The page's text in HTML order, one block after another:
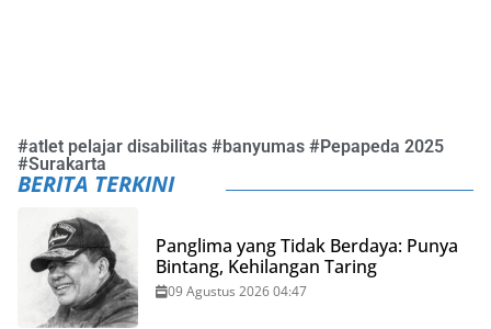
#atlet pelajar disabilitas #banyumas #Pepapeda 2025
#Surakarta
BERITA TERKINI
Panglima yang Tidak Berdaya: Punya
Bintang, Kehilangan Taring
09 Agustus 2026 04:47